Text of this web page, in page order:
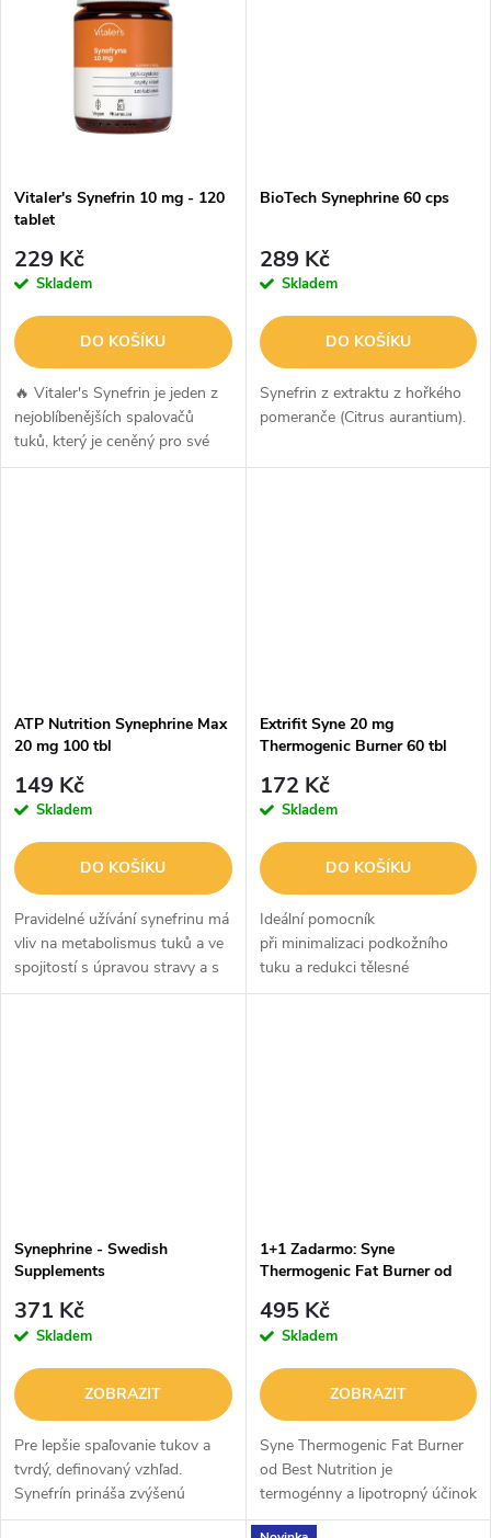
například k...
Vitaler's Synefrin 10 mg - 120
tablet
229 Kč
Skladem
DO KOŠÍKU
🔥 Vitaler's Synefrin je jeden z
nejoblíbenějších spalovačů
tuků, který je ceněný pro své
termogenní a lipolytické účinky.
BioTech Synephrine 60 cps
289 Kč
Skladem
DO KOŠÍKU
Synefrin z extraktu z hořkého
pomeranče (Citrus aurantium).
ATP Nutrition Synephrine Max
20 mg 100 tbl
149 Kč
Skladem
DO KOŠÍKU
Pravidelné užívání synefrinu má
vliv na metabolismus tuků a ve
spojitostí s úpravou stravy a s
pravidelnou pohybovou
Extrifit Syne 20 mg
Thermogenic Burner 60 tbl
172 Kč
Skladem
DO KOŠÍKU
Ideální pomocník
při minimalizaci podkožního
tuku a redukci tělesné
hmotnosti.
Synephrine - Swedish
Supplements
371 Kč
Skladem
ZOBRAZIT
Pre lepšie spaľovanie tukov a
tvrdý, definovaný vzhľad.
Synefrín prináša zvýšenú
termogenézu, koncentráciu, ale
1+1 Zadarmo: Syne
Thermogenic Fat Burner od
495 Kč
Skladem
ZOBRAZIT
Syne Thermogenic Fat Burner
od Best Nutrition je
termogénny a lipotropný účinok
(premieňa tuk na teplo).